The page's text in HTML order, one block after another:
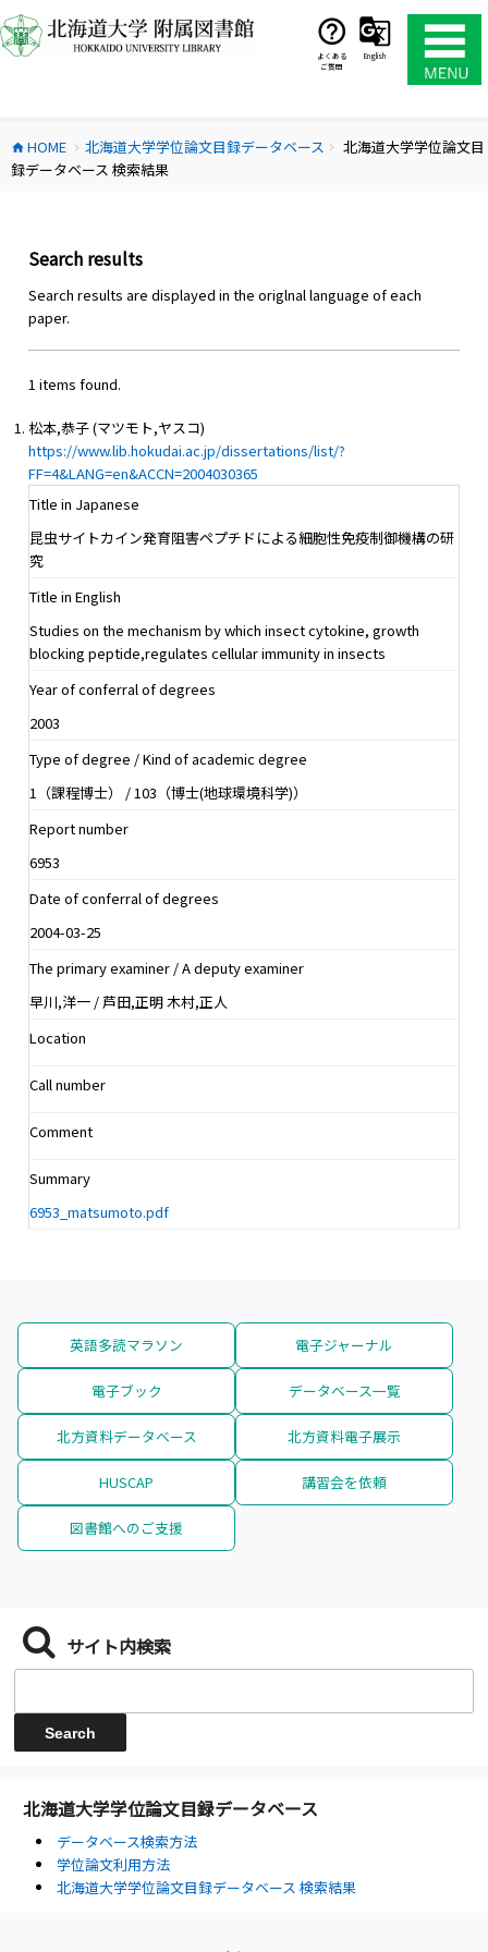
ン
テ
ス
キ
よくある
ご質問
English
home HOME chevron_right 北海道大学学位論文目録データベース chevron_right
北海道大学学位論文目
録データベース 検索結果
Search results
Search results are displayed in the origlnal language of each
paper.
1 items found.
松本,恭子 (マツモト,ヤスコ)
https://www.lib.hokudai.ac.jp/dissertations/list/?
FF=4&LANG=en&ACCN=2004030365
Title in Japanese
昆虫サイトカイン発育阻害ペプチドによる細胞性免疫制御機構の研
究
Title in English
Studies on the mechanism by which insect cytokine, growth
blocking peptide,regulates cellular immunity in insects
Year of conferral of degrees
2003
Type of degree / Kind of academic degree
1（課程博士） / 103（博士(地球環境科学)）
Report number
6953
Date of conferral of degrees
2004-03-25
The primary examiner / A deputy examiner
早川,洋一 / 芦田,正明 木村,正人
Location
Call number
Comment
Summary
6953_matsumoto.pdf
英語多読マラソン 電子ジャーナル
電子ブック データベース一覧
北方資料データベース 北方資料電子展示
HUSCAP 講習会を依頼
図書館へのご支援
サイト内検索
北海道大学学位論文目録データベース
データベース検索方法
学位論文利用方法
北海道大学学位論文目録データベース 検索結果